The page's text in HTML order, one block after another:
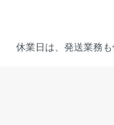
休業日は、発送業務